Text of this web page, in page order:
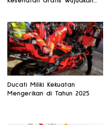
Ducati Miliki Kekuatan
Mengerikan di Tahun 2025